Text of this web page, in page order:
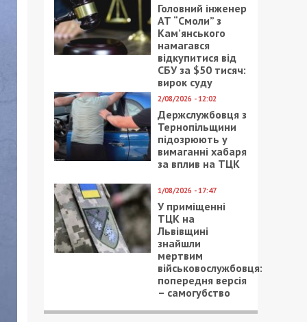
Головний інженер
АТ “Смоли” з
Кам’янського
намагався
відкупитися від
СБУ за $50 тисяч:
вирок суду
2/08/2026 - 12:02
Держслужбовця з
Тернопільщини
підозрюють у
вимаганні хабаря
за вплив на ТЦК
1/08/2026 - 17:47
У приміщенні
ТЦК на
Львівщині
знайшли
мертвим
військовослужбовця:
попередня версія
– самогубство